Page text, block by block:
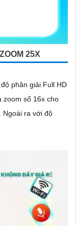
25X
phân giải Full HD
zoom số 16x cho